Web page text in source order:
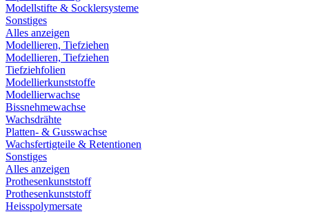
Modellstifte & Socklersysteme
Sonstiges
Alles anzeigen
Modellieren, Tiefziehen
Modellieren, Tiefziehen
Tiefziehfolien
Modellierkunststoffe
Modellierwachse
Bissnehmewachse
Wachsdrähte
Platten- & Gusswachse
Wachsfertigteile & Retentionen
Sonstiges
Alles anzeigen
Prothesenkunststoff
Prothesenkunststoff
Heisspolymersate